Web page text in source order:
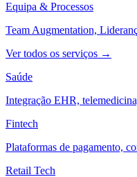
Equipa & Processos
Team Augmentation,
Ver todos os serviços →
Saúde
Integração EHR,
Fintech
Plataformas de pagamento,
Retail Tech